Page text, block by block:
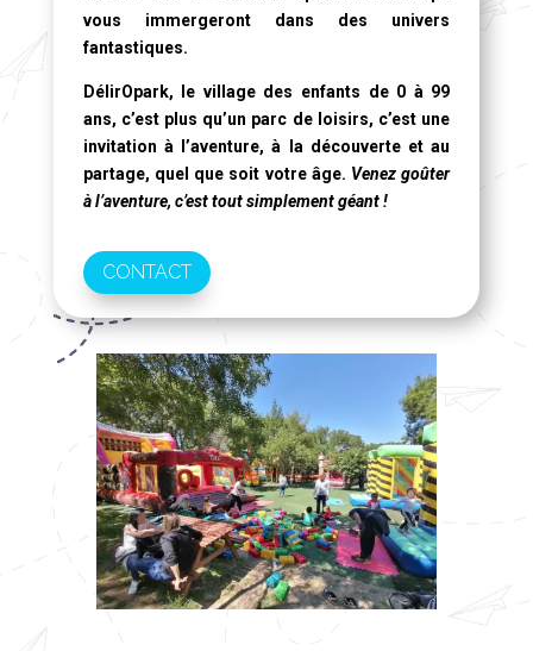
vous immergeront dans des univers
fantastiques.
DélirOpark, le village des enfants de 0 à 99
ans, c’est plus qu’un parc de loisirs, c’est une
invitation à l’aventure, à la découverte et au
partage, quel que soit votre âge. Venez goûter
à l’aventure, c’est tout simplement géant !
CONTACT